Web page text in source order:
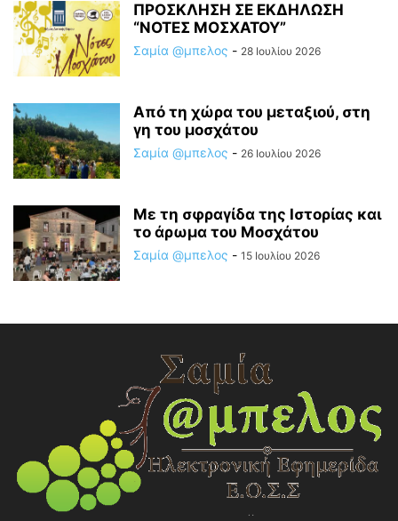
ΠΡΟΣΚΛΗΣΗ ΣΕ ΕΚΔΗΛΩΣΗ
“ΝΟΤΕΣ ΜΟΣΧΑΤΟΥ”
Σαμία @μπελος - 28 Ιουλίου 2026
Από τη χώρα του μεταξιού, στη
γη του μοσχάτου
Σαμία @μπελος - 26 Ιουλίου 2026
Με τη σφραγίδα της Ιστορίας και
το άρωμα του Μοσχάτου
Σαμία @μπελος - 15 Ιουλίου 2026